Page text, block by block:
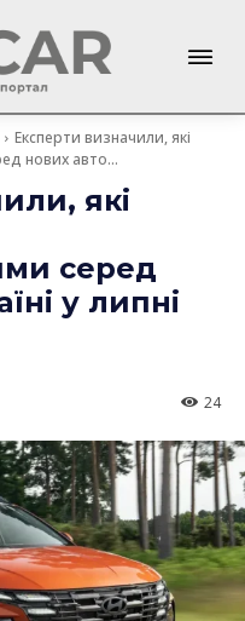
Експерти визначили, які
нових авто...
які
серед
у липні
24